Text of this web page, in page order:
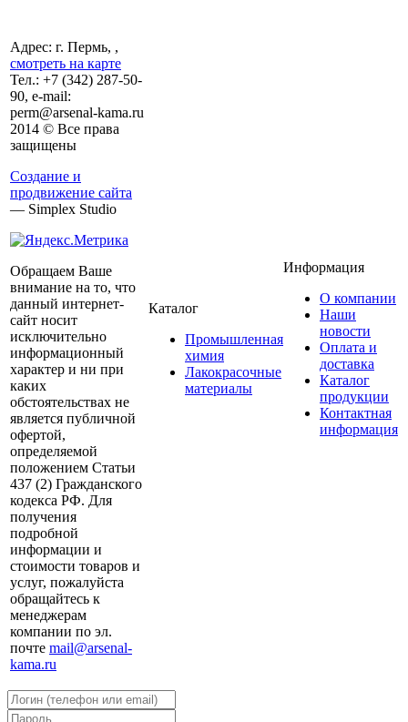
Адрес: г. Пермь, ,
смотреть на карте
Тел.: +7 (342) 287-50-
90, e-mail:
perm@arsenal-kama.ru
2014 © Все права
защищены
Создание и
продвижение сайта
— Simplex Studio
Обращаем Ваше
внимание на то, что
данный интернет-
сайт носит
исключительно
информационный
характер и ни при
каких
обстоятельствах не
является публичной
офертой,
определяемой
положением Статьи
437 (2) Гражданского
кодекса РФ. Для
получения
подробной
информации и
стоимости товаров и
услуг, пожалуйста
обращайтесь к
менеджерам
компании по эл.
почте mail@arsenal-
kama.ru
Каталог
Промышленная
химия
Лакокрасочные
материалы
Информация
О компании
Наши
новости
Оплата и
доставка
Каталог
продукции
Контактная
информация